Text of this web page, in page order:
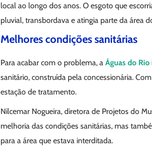
local ao longo dos anos. O esgoto que
pluvial, transbordava e atingia parte da área
Melhores condições sanitárias
Para acabar com o problema, a Águas do Rio
sanitário, construída pela concessionária.
estação de tratamento.
Nilcemar Nogueira, diretora de Projetos do
melhoria das condições sanitárias, mas
para a área que estava interditada.